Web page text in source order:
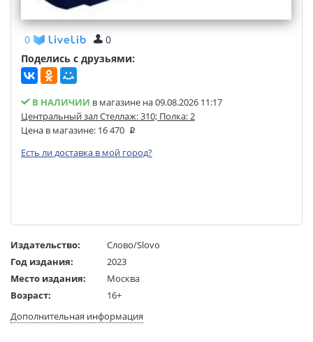
0
0
Поделись с друзьями:
В НАЛИЧИИ в магазине на 09.08.2026 11:17
Центральный зал Стеллаж: 310; Полка: 2
Цена в магазине: 16 470
Есть ли доставка в мой город?
Издательство:
Слово/Slovo
Год издания:
2023
Место издания:
Москва
Возраст:
16+
Язык текста:
русский
Дополнительная информация